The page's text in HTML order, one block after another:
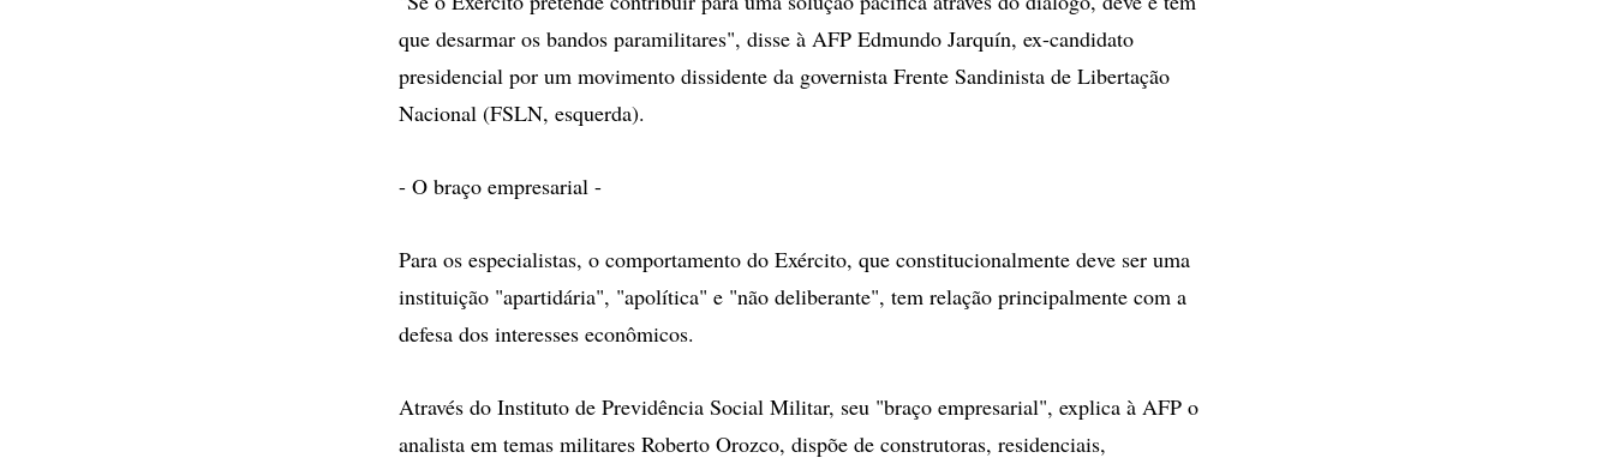
que desarmar os bandos paramilitares", disse à AFP Edmundo Jarquín, ex-candidato
presidencial por um movimento dissidente da governista Frente Sandinista de Libertação
Nacional (FSLN, esquerda).
- O braço empresarial -
Para os especialistas, o comportamento do Exército, que constitucionalmente deve ser uma
instituição "apartidária", "apolítica" e "não deliberante", tem relação principalmente com a
defesa dos interesses econômicos.
Através do Instituto de Previdência Social Militar, seu "braço empresarial", explica à AFP o
analista em temas militares Roberto Orozco, dispõe de construtoras, residenciais,